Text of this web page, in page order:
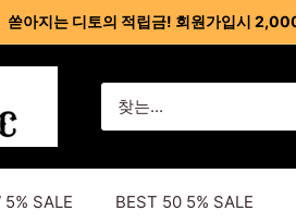
쏟아지는 디토의 적립금! 회원가입시
5% SALE BEST 50 5% SALE